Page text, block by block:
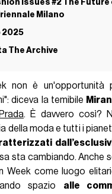
Issues #2 The Future
Milano
2025
The Archive
non è un'opportunità
diceva la temibile
. È davvero così?
della moda e tutti i
sta cambiando. Anche
Week come luogo
spazio alle